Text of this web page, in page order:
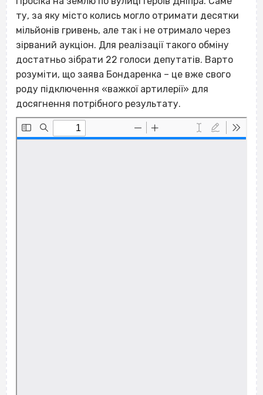
ту, за яку місто колись могло отримати десятки
мільйонів гривень, але так і не отримало через
зірваний аукціон. Для реалізації такого обміну
достатньо зібрати 22 голоси депутатів. Варто
розуміти, що заява Бондаренка – це вже свого
роду підключення «важкої артилерії» для
досягнення потрібного результату.